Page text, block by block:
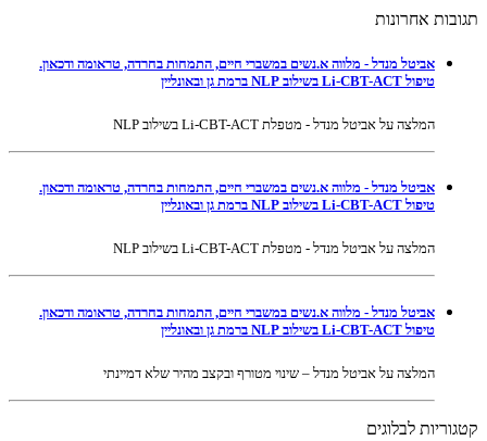
תגובות אחרונות
אביטל מנדל - מלווה א.נשים במשברי חיים, התמחות בחרדה, טראומה ודכאון.
טיפול Li-CBT-ACT בשילוב NLP ברמת גן ובאונליין
המלצה על אביטל מנדל - מטפלת Li-CBT-ACT בשילוב NLP
אביטל מנדל - מלווה א.נשים במשברי חיים, התמחות בחרדה, טראומה ודכאון.
טיפול Li-CBT-ACT בשילוב NLP ברמת גן ובאונליין
המלצה על אביטל מנדל - מטפלת Li-CBT-ACT בשילוב NLP
אביטל מנדל - מלווה א.נשים במשברי חיים, התמחות בחרדה, טראומה ודכאון.
טיפול Li-CBT-ACT בשילוב NLP ברמת גן ובאונליין
המלצה על אביטל מנדל – שינוי מטורף ובקצב מהיר שלא דמיינתי
קטגוריות לבלוגים